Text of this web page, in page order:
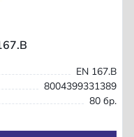
EN 167.B
8004399331389
80 бр.